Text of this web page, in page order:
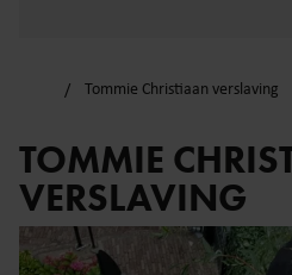
Tommie Christiaan verslaving
TOMMIE
VERSLAVING